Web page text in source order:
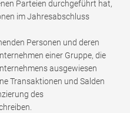
Parteien durchgeführt hat,
im Jahresabschluss
Personen und deren
einer Gruppe, die
ausgewiesen
Transaktionen und Salden
des